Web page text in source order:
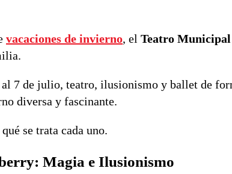
vacaciones de invierno, el Teatro Municipal
7 de julio, teatro, ilusionismo y ballet de
diversa y fascinante.
se trata cada uno.
Magia e Ilusionismo